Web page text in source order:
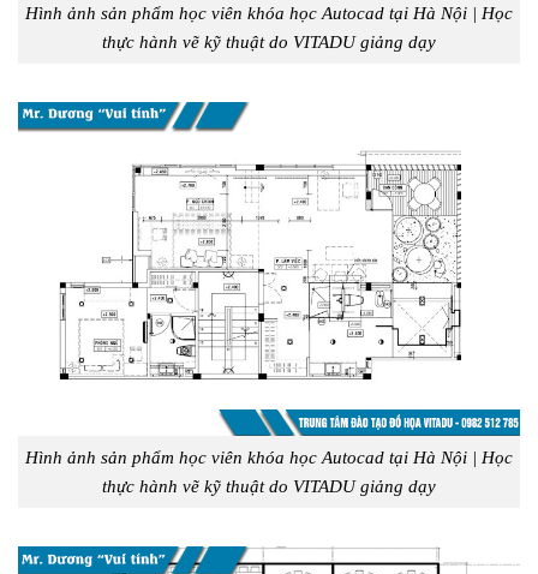
Hình ảnh sản phẩm học viên khóa học Autocad tại Hà Nội | Học
thực hành vẽ kỹ thuật do VITADU giảng dạy
Hình ảnh sản phẩm học viên khóa học Autocad tại Hà Nội | Học
thực hành vẽ kỹ thuật do VITADU giảng dạy